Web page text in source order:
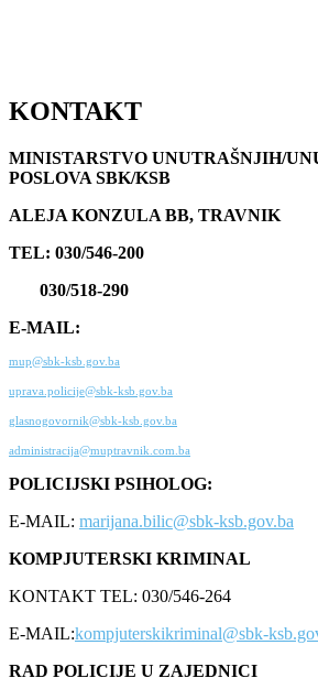
KONTAKT
MINISTARSTVO UNUTRAŠNJIH/
POSLOVA SBK/KSB
ALEJA KONZULA BB, TRAVNIK
TEL: 030/546-200
030/518-290
E-MAIL:
mup@sbk-ksb.gov.ba
uprava.policije@sbk-ksb.gov.ba
glasnogovornik@sbk-ksb.gov.ba
administracija@muptravnik.com.ba
POLICIJSKI PSIHOLOG:
E-MAIL: marijana.bilic@sbk-ksb.gov.ba
KOMPJUTERSKI KRIMINAL
KONTAKT TEL: 030/546-264
E-MAIL:kompjuterskikriminal@sbk-
RAD POLICIJE U ZAJEDNICI